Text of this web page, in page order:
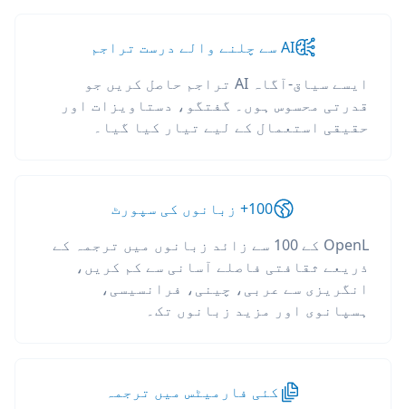
AI سے چلنے والے درست تراجم
ایسے سیاق-آگاہ AI تراجم حاصل کریں جو
قدرتی محسوس ہوں۔ گفتگو، دستاویزات اور
حقیقی استعمال کے لیے تیار کیا گیا۔
100+ زبانوں کی سپورٹ
OpenL کے 100 سے زائد زبانوں میں ترجمہ کے
ذریعے ثقافتی فاصلے آسانی سے کم کریں،
انگریزی سے عربی، چینی، فرانسیسی،
ہسپانوی اور مزید زبانوں تک۔
کئی فارمیٹس میں ترجمہ